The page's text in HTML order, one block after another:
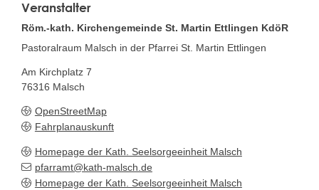
Veranstalter
Röm.-kath. Kirchengemeinde St. Martin Ettlingen KdöR
Pastoralraum Malsch in der Pfarrei St. Martin Ettlingen
Am Kirchplatz 7
76316 Malsch
OpenStreetMap
Fahrplanauskunft
Homepage der Kath. Seelsorgeeinheit Malsch
pfarramt@kath-malsch.de
Homepage der Kath. Seelsorgeeinheit Malsch